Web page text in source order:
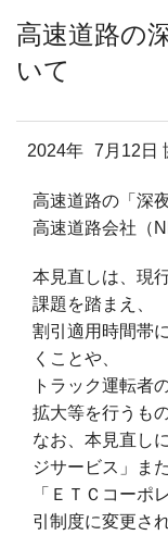
高速道路の
いて
2024年 7月12日
高速道路の「深
高速道路会社（
本見直しは、現
課題を踏まえ、
割引適用時間帯
くことや、
トラック運転者
拡大等を行うも
なお、本見直し
ジサービス」ま
「ＥＴＣコーポ
引制度に変更さ